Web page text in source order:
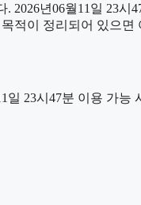
년06월11일 23시
적이 정리되어 있으면
23시47분 이용 가